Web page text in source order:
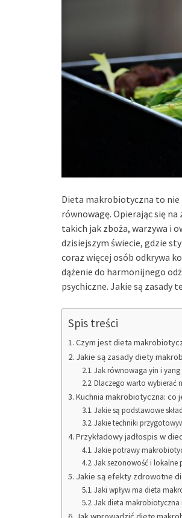
Dieta makrobiotyczna to
równowagę. Opierając się
takich jak zboża, warzywa i
dzisiejszym świecie, gdzie
coraz więcej osób odkrywa
dążenie do harmonijnego
psychiczne. Jakie są zasady
Spis treści
Czym jest dieta
Jakie są zasady diety
Jak równowaga yin i yang
Dlaczego warto wybierać
Kuchnia makrobiotyczna: co
Jakie są podstawowe
Jakie techniki
Przykładowy jadłospis w
Jakie potrawy
Jak sezonowość i lokalne
Jakie są efekty zdrowotne
Jaki wpływ ma dieta
Jak dieta